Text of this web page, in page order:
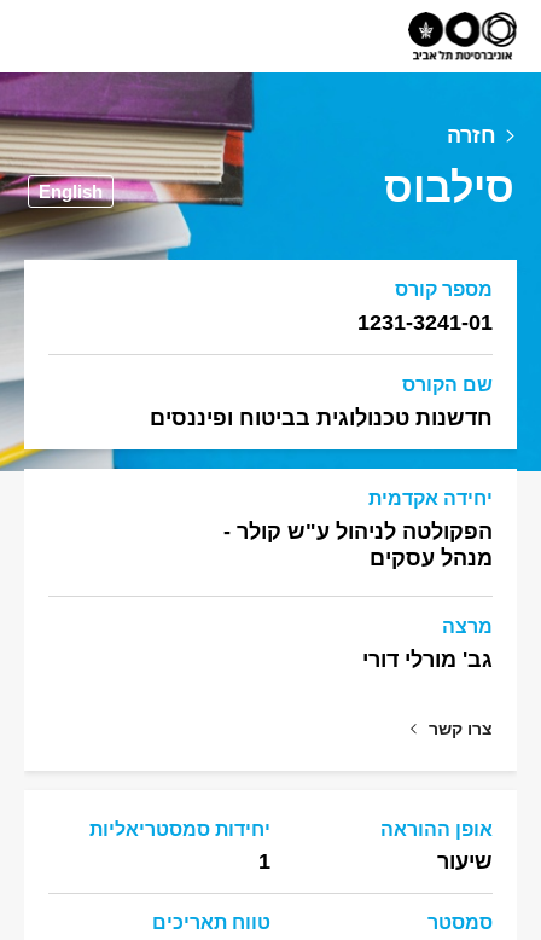
חזרה
סילבוס English
מספר קורס
1231-3241-01
שם הקורס
חדשנות טכנולוגית בביטוח ופיננסים
יחידה אקדמית
הפקולטה לניהול ע"ש קולר -
מנהל עסקים
מרצה
גב' מורלי דורי
צרו קשר
אופן ההוראה
שיעור
יחידות סמסטריאליות
1
סמסטר טווח תאריכים